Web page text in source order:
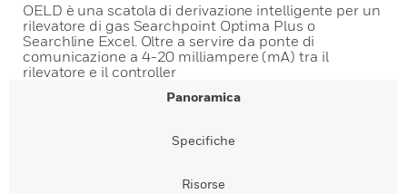
OELD è una scatola di derivazione intelligente per un
rilevatore di gas Searchpoint Optima Plus o
Searchline Excel. Oltre a servire da ponte di
comunicazione a 4-20 milliampere (mA) tra il
rilevatore e il controller
Panoramica
Specifiche
Risorse